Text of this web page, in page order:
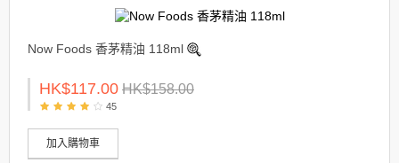
Now Foods 香茅精油 118ml
HK$117.00 HK$158.00
45
加入購物車